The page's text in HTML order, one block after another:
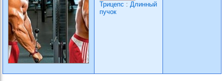
Трицепс : Длинный
пучок